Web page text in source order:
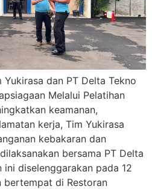
Yukirasa dan PT Delta Tekno
Melalui Pelatihan
keamanan,
kerja, Tim Yukirasa
kebakaran dan
bersama PT Delta
ini diselenggarakan pada 12
bertempat di Restoran